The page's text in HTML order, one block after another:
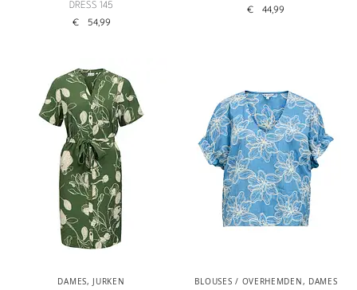
DRESS 145
€ 54,99
€ 44,99
DAMES, JURKEN BLOUSES / OVERHEMDEN, DAMES